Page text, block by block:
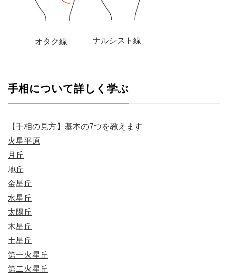
オタク線 ナルシスト線
手相について詳しく学ぶ
【手相の見方】基本の7つを教えます
火星平原
月丘
地丘
金星丘
水星丘
太陽丘
木星丘
土星丘
第一火星丘
第二火星丘